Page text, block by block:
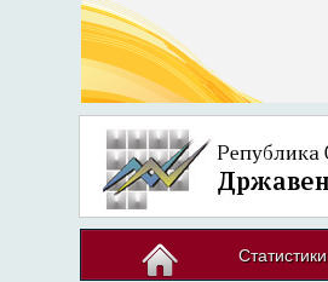
Статистики